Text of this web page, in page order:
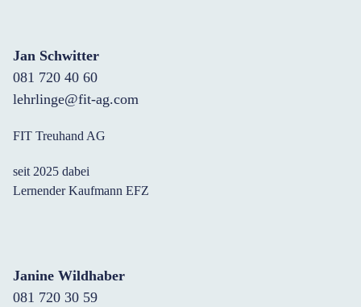
Jan Schwitter
081 720 40 60
lehrlinge@fit-ag.com
FIT Treuhand AG
seit 2025 dabei
Lernender Kaufmann EFZ
Janine Wildhaber
081 720 30 59